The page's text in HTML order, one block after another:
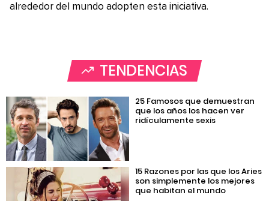
alrededor del mundo adopten esta iniciativa.
TENDENCIAS
25 Famosos que demuestran
que los años los hacen ver
ridículamente sexis
15 Razones por las que los Aries
son simplemente los mejores
que habitan el mundo